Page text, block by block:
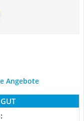
Angebote
GUT